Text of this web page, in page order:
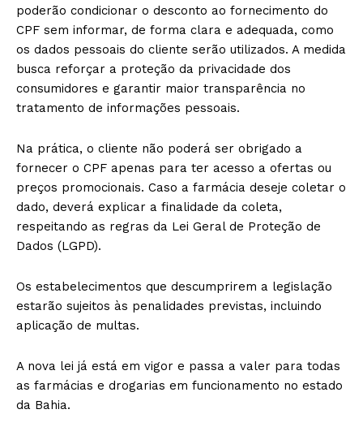
poderão condicionar o desconto ao fornecimento do
CPF sem informar, de forma clara e adequada, como
os dados pessoais do cliente serão utilizados. A medida
busca reforçar a proteção da privacidade dos
consumidores e garantir maior transparência no
tratamento de informações pessoais.
Na prática, o cliente não poderá ser obrigado a
fornecer o CPF apenas para ter acesso a ofertas ou
preços promocionais. Caso a farmácia deseje coletar o
dado, deverá explicar a finalidade da coleta,
respeitando as regras da Lei Geral de Proteção de
Dados (LGPD).
Os estabelecimentos que descumprirem a legislação
estarão sujeitos às penalidades previstas, incluindo
aplicação de multas.
A nova lei já está em vigor e passa a valer para todas
as farmácias e drogarias em funcionamento no estado
da Bahia.